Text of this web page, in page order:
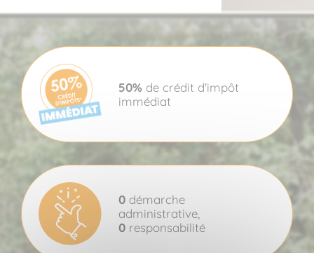
50% de crédit d'impôt
immédiat
0 démarche
administrative,
0 responsabilité